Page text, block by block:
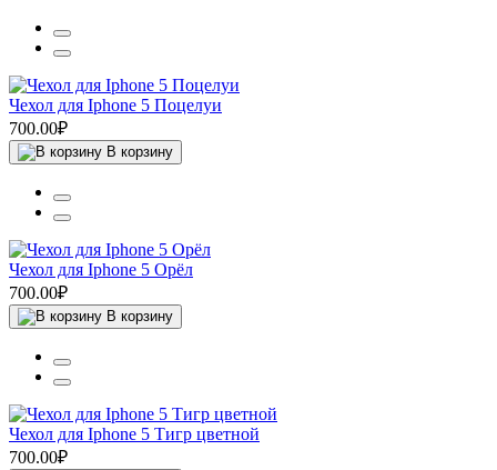
Чехол для Iphone 5 Поцелуи
700.00₽
В корзину
Чехол для Iphone 5 Орёл
700.00₽
В корзину
Чехол для Iphone 5 Тигр цветной
700.00₽